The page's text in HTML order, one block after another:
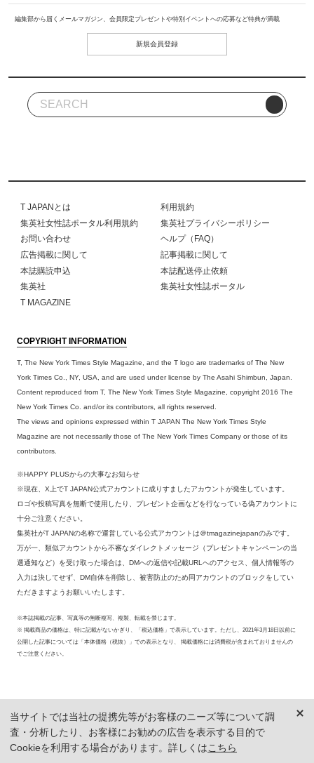
編集部から届くメールマガジン、会員限定プレゼントや特別イベントへの応募など特典が満載
新規会員登録
T JAPANとは
利用規約
集英社女性誌ポータル利用規約
集英社プライバシーポリシー
お問い合わせ
ヘルプ（FAQ）
広告掲載に関して
記事掲載に関して
本誌購読申込
本誌配送停止依頼
集英社
集英社女性誌ポータル
T MAGAZINE
COPYRIGHT INFORMATION
T, The New York Times Style Magazine, and the T logo are trademarks of The New
York Times Co., NY, USA, and are used under license by The Asahi Shimbun, Japan.
Content reproduced from T, The New York Times Style Magazine, copyright 2016 The
New York Times Co. and/or its contributors, all rights reserved.
The views and opinions expressed within T JAPAN The New York Times Style
Magazine are not necessarily those of The New York Times Company or those of its
contributors.
※HAPPY PLUSからの大事なお知らせ
※現在、X上でT JAPAN公式アカウントに成りすましたアカウントが発生しています。
ロゴや投稿写真を無断で使用したり、プレゼント企画などを行なっている偽アカウントに
十分ご注意ください。
集英社がT JAPANの名称で運営している公式アカウントは＠tmagazinejapanのみです。
万が一、類似アカウントから不審なダイレクトメッセージ（プレゼントキャンペーンの当
選通知など）を受け取った場合は、DMへの返信や記載URLへのアクセス、個人情報等の
入力は決してせず、DM自体を削除し、被害防止のため同アカウントのブロックをしてい
ただきますようお願いいたします。
※本誌掲載の記事、写真等の無断複写、複製、転載を禁じます。
※ 掲載商品の価格は、特に記載がないかぎり、「税込価格」で表示しています。ただし、2021年3月18日以前に
公開した記事については「本体価格（税抜）」での表示となり、 掲載価格には消費税が含まれておりませんの
でご注意ください。
当サイトでは当社の提携先等がお客様のニーズ等について調
査・分析したり、お客様にお勧めの広告を表示する目的で
Cookieを利用する場合があります。詳しくはこちら